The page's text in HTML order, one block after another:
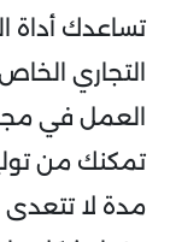
التجاري
العمل في مجال
تمكنك من